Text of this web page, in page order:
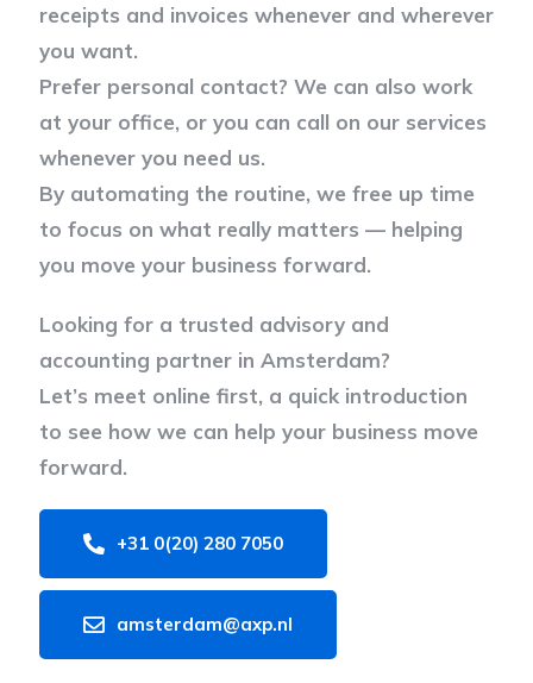
receipts and invoices whenever and wherever
you want.
Prefer personal contact? We can also work
at your office, or you can call on our services
whenever you need us.
By automating the routine, we free up time
to focus on what really matters — helping
you move your business forward.
Looking for a trusted advisory and
accounting partner in Amsterdam?
Let’s meet online first, a quick introduction
to see how we can help your business move
forward.
+31 0(20) 280 7050
amsterdam@axp.nl